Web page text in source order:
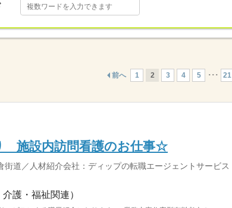
前へ 1 2 3 4 5 ･･･ 21
施設内訪問看護のお仕事☆
道／人材紹介会社：ディップの転職エージェントサービス
介護・福祉関連）